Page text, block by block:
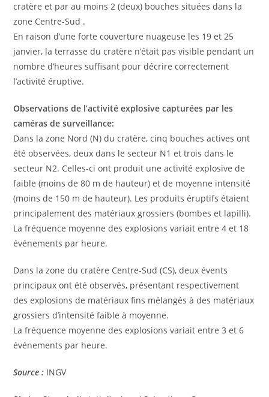
cratère et par au moins 2 (deux) bouches situées dans la
zone Centre-Sud .
En raison d’une forte couverture nuageuse les 19 et 25
janvier, la terrasse du cratère n’était pas visible pendant un
nombre d’heures suffisant pour décrire correctement
l’activité éruptive.
Observations de l’activité explosive capturées par les
caméras de surveillance:
Dans la zone Nord (N) du cratère, cinq bouches actives ont
été observées, deux dans le secteur N1 et trois dans le
secteur N2. Celles-ci ont produit une activité explosive de
faible (moins de 80 m de hauteur) et de moyenne intensité
(moins de 150 m de hauteur). Les produits éruptifs étaient
principalement des matériaux grossiers (bombes et lapilli).
La fréquence moyenne des explosions variait entre 4 et 18
événements par heure.
Dans la zone du cratère Centre-Sud (CS), deux évents
principaux ont été observés, présentant respectivement
des explosions de matériaux fins mélangés à des matériaux
grossiers d’intensité faible à moyenne.
La fréquence moyenne des explosions variait entre 3 et 6
événements par heure.
Source : INGV